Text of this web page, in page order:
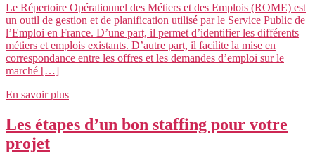
Le Répertoire Opérationnel des Métiers et des Emplois (ROME) est
un outil de gestion et de planification utilisé par le Service Public de
l’Emploi en France. D’une part, il permet d’identifier les différents
métiers et emplois existants. D’autre part, il facilite la mise en
correspondance entre les offres et les demandes d’emploi sur le
marché […]
En savoir plus
Les étapes d’un bon staffing pour votre
projet